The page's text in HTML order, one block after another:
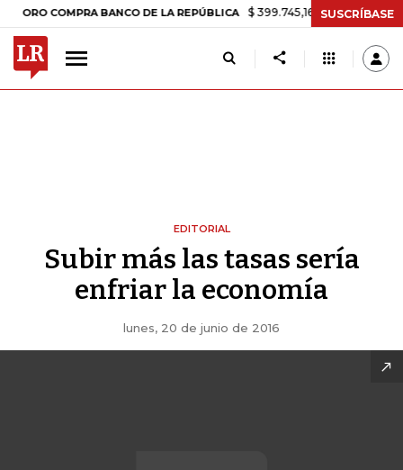
COMPRA BANCO DE LA REPÚBLICA $ 399.745,16 +$ 2.295,71 +0,58%
SUSCRÍBASE
EDITORIAL
Subir más las tasas sería
enfriar la economía
lunes, 20 de junio de 2016